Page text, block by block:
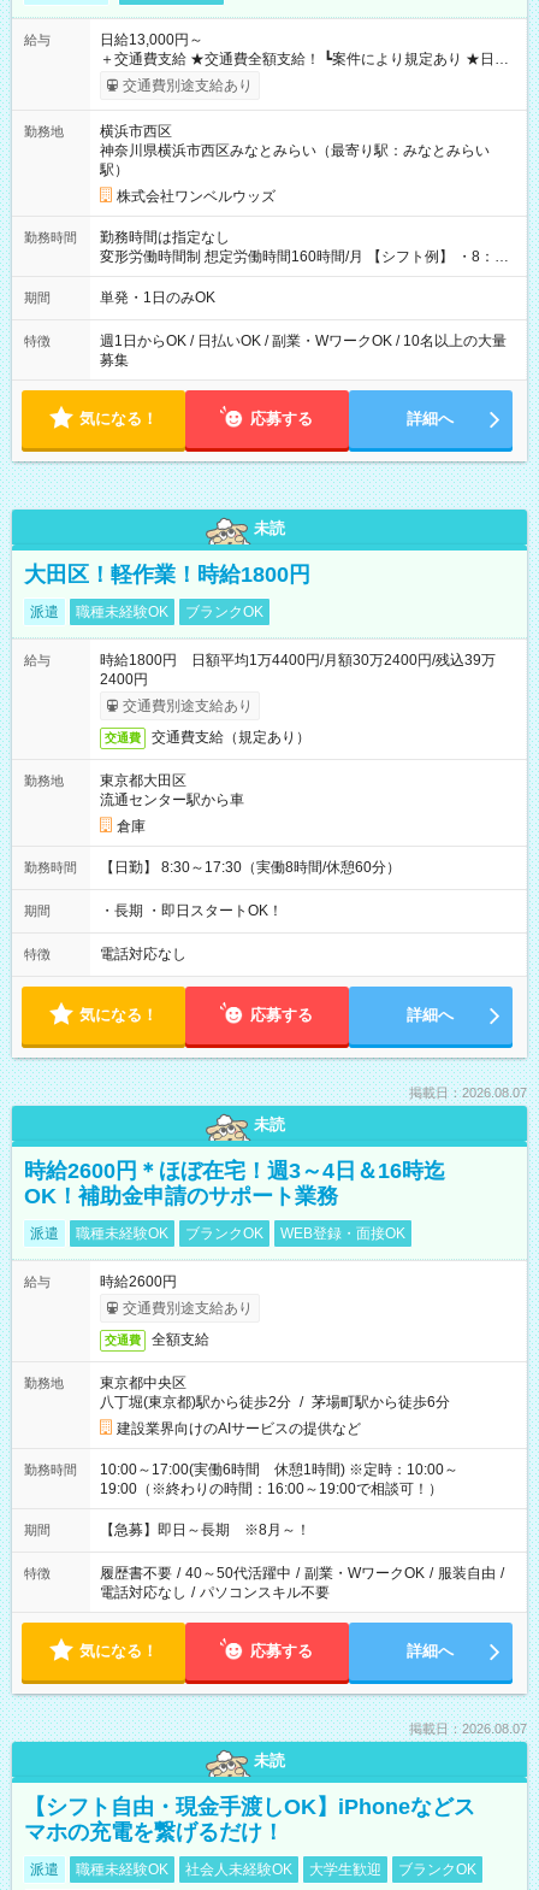
給与
日給13,000円～
＋交通費支給 ★交通費全額支給！ ┗案件により規定あり ★日払
いOK！（規定あり） ┗働いたその日に現金GET♪ お仕事後はコ
ンビニATMから 日払い分を引き落とせます！ 【試用期間】試
交通費別途支給あり
勤務地
横浜市西区
神奈川県横浜市西区みなとみらい（最寄り駅：みなとみらい
駅）
株式会社ワンベルウッズ
勤務時間
勤務時間は指定なし
変形労働時間制 想定労働時間160時間/月 【シフト例】 ・8：00
～21：00
期間 単発・1日のみOK
特徴
週1日からOK / 日払いOK / 副業・WワークOK / 10名以上の大量
募集
気になる！ 応募する 詳細へ
未読
大田区！軽作業！時給1800円
派遣 職種未経験OK ブランクOK
給与
時給1800円 日額平均1万4400円/月額30万2400円/残込39万
2400円
交通費別途支給あり
交通費 交通費支給（規定あり）
勤務地
東京都大田区
流通センター駅から車
倉庫
勤務時間 【日勤】 8:30～17:30（実働8時間/休憩60分）
期間 ・長期 ・即日スタートOK！
特徴 電話対応なし
気になる！ 応募する 詳細へ
掲載日：2026.08.07
未読
時給2600円＊ほぼ在宅！週3～4日＆16時迄
OK！補助金申請のサポート業務
派遣 職種未経験OK ブランクOK WEB登録・面接OK
給与
時給2600円
交通費別途支給あり
交通費 全額支給
勤務地
東京都中央区
八丁堀(東京都)駅から徒歩2分 / 茅場町駅から徒歩6分
建設業界向けのAIサービスの提供など
勤務時間
10:00～17:00(実働6時間 休憩1時間) ※定時：10:00～
19:00（※終わりの時間：16:00～19:00で相談可！）
期間 【急募】即日～長期 ※8月～！
特徴 履歴書不要 / 40～50代活躍中 / 副業・WワークOK / 服装自由 /
電話対応なし / パソコンスキル不要
気になる！ 応募する 詳細へ
掲載日：2026.08.07
未読
【シフト自由・現金手渡しOK】iPhoneなどス
マホの充電を繋げるだけ！
派遣 職種未経験OK 社会人未経験OK 大学生歓迎 ブランクOK